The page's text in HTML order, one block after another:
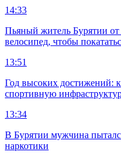
14:33
Пьяный житель Бурятии от
велосипед, чтобы
13:51
Год высоких достижений:
спортивную
13:34
В Бурятии мужчина
наркотики